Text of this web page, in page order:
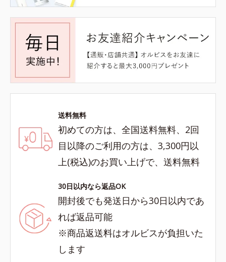
送料無料
初めての方は、全国送料無料、2回
目以降のご利用の方は、3,300円以
上(税込)のお買い上げで、送料無料
30日以内なら返品OK
開封後でも発送日から30日以内であ
れば返品可能
※商品返送料はオルビスが負担いた
します